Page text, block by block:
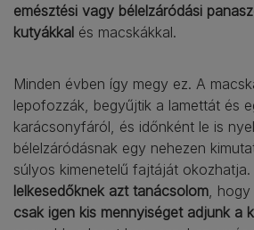
emésztési vagy bélelzáródási
kutyákkal és macskákkal.
Minden évben így megy ez. A
lepofozzák, begyűjtik a lamettát és
karácsonyfáról, és időnként le is
bélelzáródásnak egy nehezen
súlyos kimenetelű fajtáját okozhatja.
lelkesedőknek azt tanácsolom, hogy
csak igen kis mennyiséget adjunk a